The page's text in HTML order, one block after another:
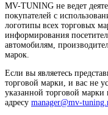
MV-TUNING не ведет
покупателей с
логотипы всех торговых
информирования
автомобилям,
марок.
Если вы являетесь
торговой марки, и вас не
указанной торговой марки
адресу manager@mv-